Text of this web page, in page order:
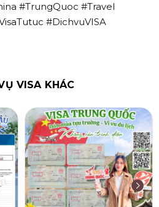
#TrungQuoc #Travel
#DichvuVISA
VISA KHÁC